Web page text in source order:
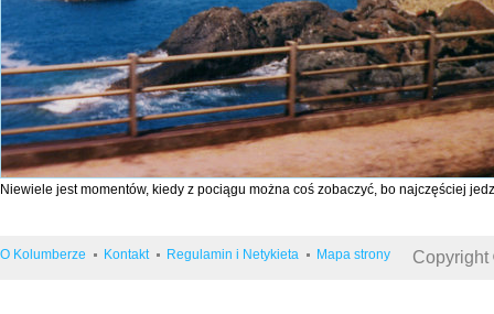
Niewiele jest momentów, kiedy z pociągu można coś zobaczyć, bo najczęściej
O Kolumberze Kontakt Regulamin i Netykieta Mapa strony